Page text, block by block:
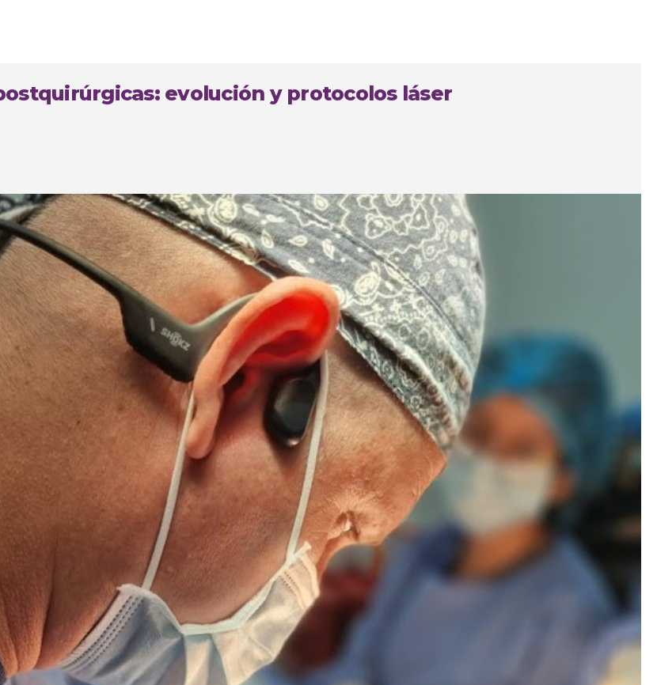
evolución y protocolos láser